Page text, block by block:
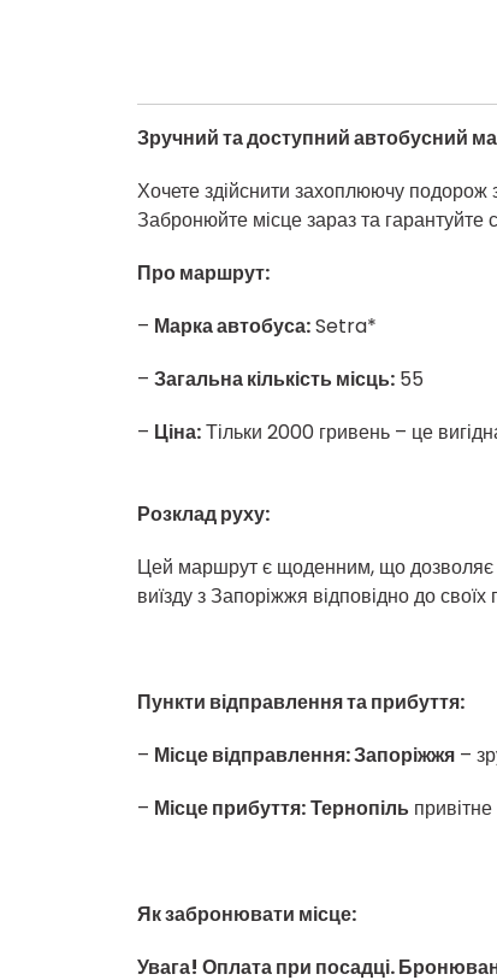
Зручний та доступний автобусний
Хочете здійснити захоплюючу
Забронюйте місце зараз та гарантуйте
Про маршрут:
– Марка автобуса:Setra*
– Загальна кількість місць: 55
– Ціна:Тільки 2000 гривень – це
Розклад руху:
Цей маршрут є щоденним, що дозволяє
виїзду з Запоріжжя відповідно до своїх
Пункти відправлення та прибуття:
– Місце відправлення: Запоріжжя –
– Місце прибуття:Тернопіль
Як забронювати місце:
Увага! Оплата при посадці.